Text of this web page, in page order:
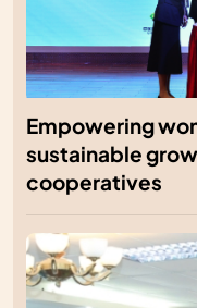
Empowering
sustainable
cooperatives